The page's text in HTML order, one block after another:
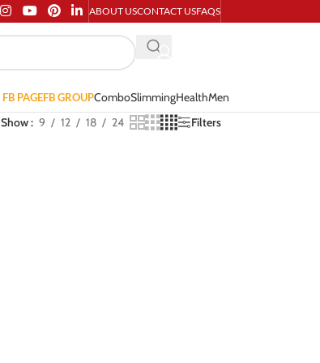
ABOUT USCONTACT USFAQS
FB PAGEFB GROUPComboSlimmingHealthMen
Show 9 12 18 24 Filters